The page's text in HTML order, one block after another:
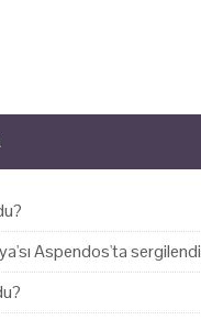
Aspendos'ta sergilendi